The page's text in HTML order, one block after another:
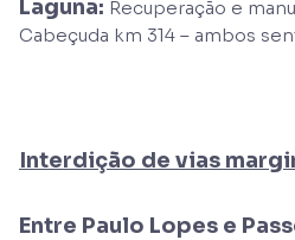
Laguna: Recuperação e
Cabeçuda km 314 – ambos
Interdição de vias
Entre Paulo Lopes e